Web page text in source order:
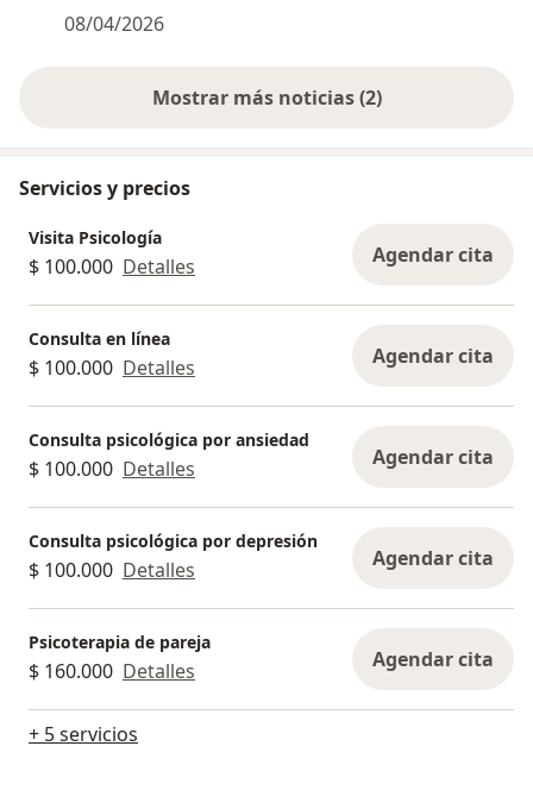
los siguientes medios de pago y enviar el soporte
*Medios de pago:*
- *Bre-B (llave):* @galeano5999 - 3183780553
- ⁠*Nequi o Daviplata:* 3183780553
- ⁠*Bancolombia:* Cta. de ahorros # 304-773794-40
– María Angélica Galeano, CC 35425999
- ⁠⁠*Davivienda*: Cta. de ahorros # 475370020368 –
María Angélica Galeano, CC 35425999
• ⁠*Tarjetas débito/crédito* (con un pequeño
incremento)
las citas según disponibilidad de la psicóloga y la
elección de horario del paciente, a través de
Doctoralia.
08/04/2026
Mostrar más noticias (2)
Servicios y precios
Visita Psicología
$ 100.000 Detalles Agendar cita
Consulta en línea
$ 100.000 Detalles Agendar cita
Consulta psicológica por ansiedad
$ 100.000 Detalles Agendar cita
Consulta psicológica por depresión
$ 100.000 Detalles Agendar cita
Psicoterapia de pareja
$ 160.000 Detalles Agendar cita
+ 5 servicios